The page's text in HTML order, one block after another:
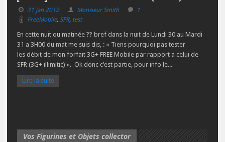
31 jan 2012 Monsieur Smith
1
FreeMobile, SFR, test
En cette nuit ou matinée ?? bref dans la nuit de Lundi 30 au Mardi
31 a 3H00 du mat me suis dis, : « Tiens pourquoi pas tester
les débit de mon forfait 3G+ FREE Mobile par rapport a celui de
SFR (3G+ illimitic) ». Ok donc c’est partie, pour info le...
Lire la suite
Vos Figurines et Objets collector